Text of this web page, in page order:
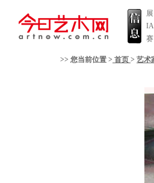
>> 您当前位置 > 首页 > 艺术